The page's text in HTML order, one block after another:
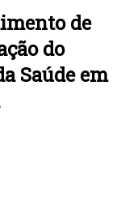
de
do
Saúde em